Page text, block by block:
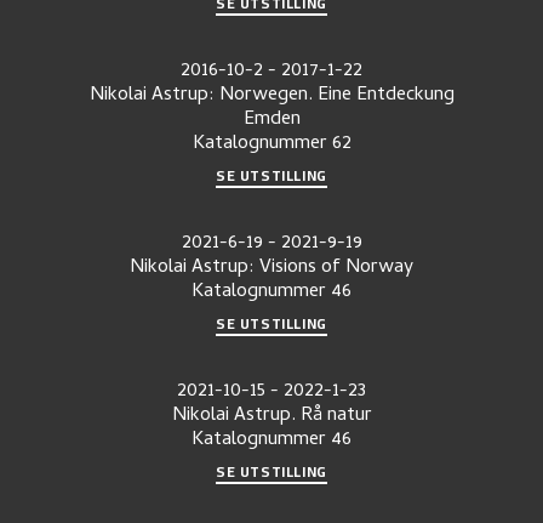
2016-10-2- 2017-1-22
Nikolai Astrup: Norwegen. Eine Entdeckung
Emden
Katalognummer62
SE UTSTILLING
2021-6-19- 2021-9-19
Nikolai Astrup: Visions of Norway
Katalognummer46
SE UTSTILLING
2021-10-15- 2022-1-23
Nikolai Astrup. Rå natur
Katalognummer46
SE UTSTILLING